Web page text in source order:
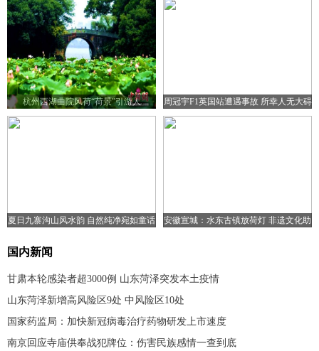
杭州西湖曲院风荷“荷景”引游人 周冠宇F1英国站遭遇事故 所幸人无大碍
夏日九寨沟山风水韵 自然纯净宛如童话
安徽宣城：水东古镇放荷灯 非遗文化助
国内新闻
甘肃本轮感染者超3000例 山东菏泽突发本土疫情
山东菏泽新增高风险区9处 中风险区10处
国家药监局：加快新冠病毒治疗药物研发上市速度
南京回应寺庙供奉战犯牌位：伤害民族感情一查到底